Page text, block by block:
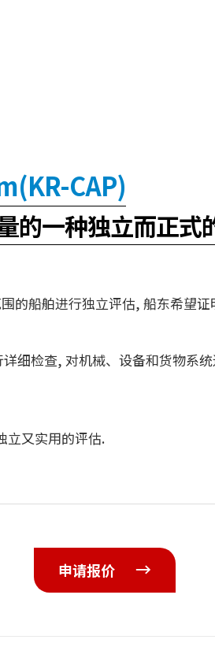
CAP)
的一种独立而正式
的船舶进行独立评估, 船东希望
细检查, 对机械、设备和货物系
立又实用的评估.
申请报价